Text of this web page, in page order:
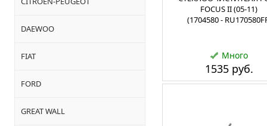
DAEWOO
FIAT
FORD
GREAT WALL
FOCUS II (05-11)
(1704580 -
Много
1535 руб.